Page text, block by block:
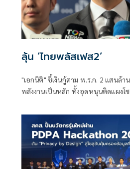
ลุ้น ‘ไทยพลัสเฟส2’
"เอกนิติ" ชี้เงินกู้ตาม พ.ร.ก. 2 แสนล้า
พลังงานเป็นหลัก ทั้งอุดหนุนติดแผงโ
พร้อมให้ใช้กับไทยเที่ยวไทยพลัส ส่ว
รอประเมินความเหมาะสม นายกฯ เผ